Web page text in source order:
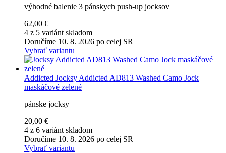
výhodné balenie 3 pánskych push-up jocksov
62,00 €
4 z 5 variánt skladom
Doručíme 10. 8. 2026 po celej SR
Vybrať variantu
Addicted Jocksy Addicted AD813 Washed Camo Jock
maskáčové zelené
pánske jocksy
20,00 €
4 z 6 variánt skladom
Doručíme 10. 8. 2026 po celej SR
Vybrať variantu